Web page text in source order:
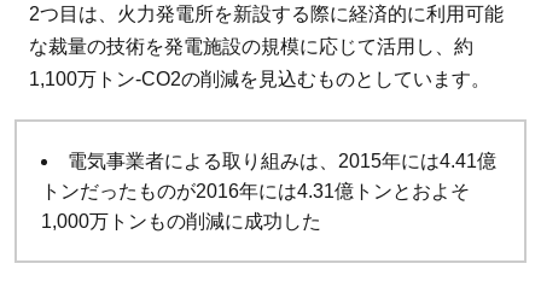
2つ目は、火力発電所を新設する際に経済的に利用可能
な裁量の技術を発電施設の規模に応じて活用し、約
1,100万トン-CO2の削減を見込むものとしています。
電気事業者による取り組みは、2015年には4.41億
トンだったものが2016年には4.31億トンとおよそ
1,000万トンもの削減に成功した